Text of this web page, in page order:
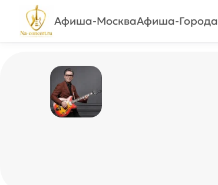
Афиша-МоскваАфиша-Города